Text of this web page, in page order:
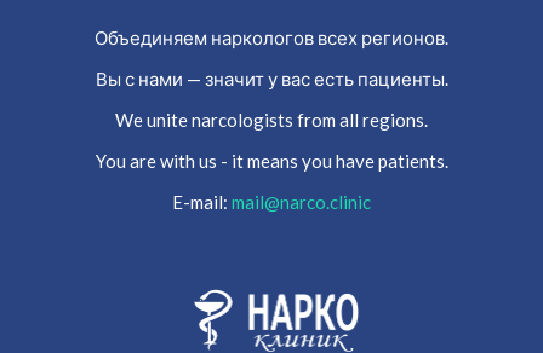
Объединяем наркологов всех регионов.
Вы с нами — значит у вас есть пациенты.
We unite narcologists from all regions.
You are with us - it means you have patients.
E-mail: mail@narco.clinic